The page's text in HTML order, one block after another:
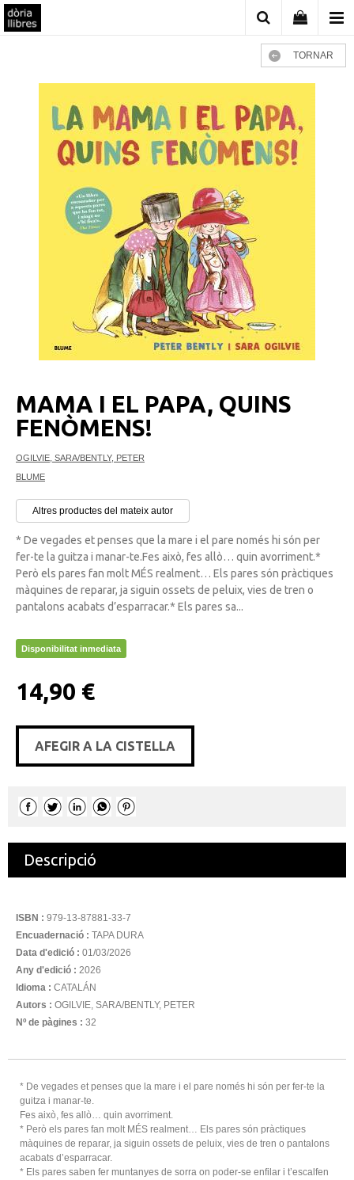
TORNAR
MAMA I EL PAPA, QUINS
FENÒMENS!
OGILVIE, SARA/BENTLY, PETER
BLUME
Altres productes del mateix autor
* De vegades et penses que la mare i el pare només hi són per
fer-te la guitza i manar-te.Fes això, fes allò… quin avorriment.*
Però els pares fan molt MÉS realment… Els pares són pràctiques
màquines de reparar, ja siguin ossets de peluix, vies de tren o
pantalons acabats d’esparracar.* Els pares sa...
Disponibilitat inmediata
14,90 €
AFEGIR A LA CISTELLA
Descripció
ISBN : 979-13-87881-33-7
Encuadernació : TAPA DURA
Data d'edició : 01/03/2026
Any d'edició : 2026
Idioma : CATALÁN
Autors : OGILVIE, SARA/BENTLY, PETER
Nº de pàgines : 32
* De vegades et penses que la mare i el pare només hi són per fer-te la
guitza i manar-te.
Fes això, fes allò… quin avorriment.
* Però els pares fan molt MÉS realment… Els pares són pràctiques
màquines de reparar, ja siguin ossets de peluix, vies de tren o pantalons
acabats d’esparracar.
* Els pares saben fer muntanyes de sorra on poder-se enfilar i t’escalfen